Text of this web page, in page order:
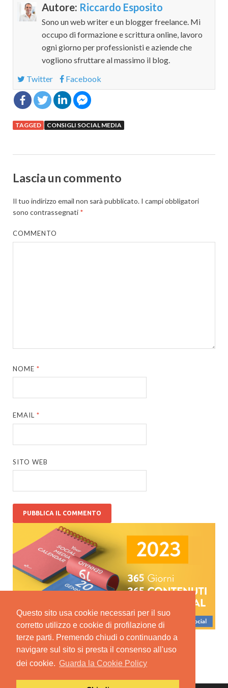
Questo sito usa cookie necessari per il suo
corretto utilizzo e cookie di profilazione di
terze parti. Premendo chiudi o continuando a
navigare sul sito si presta il consenso all'uso
dei cookie. Guarda la Cookie Policy
Autore: Riccardo Esposito
Sono un web writer e un blogger freelance. Mi
occupo di formazione e scrittura online, lavoro
ogni giorno per professionisti e aziende che
vogliono sfruttare al massimo il blog.
Twitter
Facebook
TAGGED CONSIGLI SOCIAL MEDIA
Lascia un commento
Il tuo indirizzo email non sarà pubblicato. I campi obbligatori
sono contrassegnati *
COMMENTO
NOME*
EMAIL*
SITO WEB